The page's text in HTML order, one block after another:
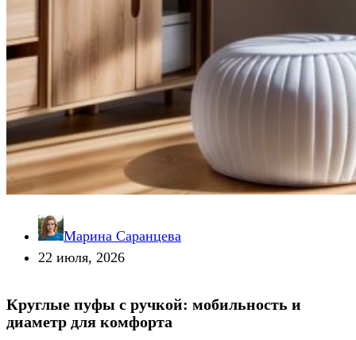
Марина Саранцева
22 июля, 2026
Круглые пуфы с ручкой: мобильность и
диаметр для комфорта